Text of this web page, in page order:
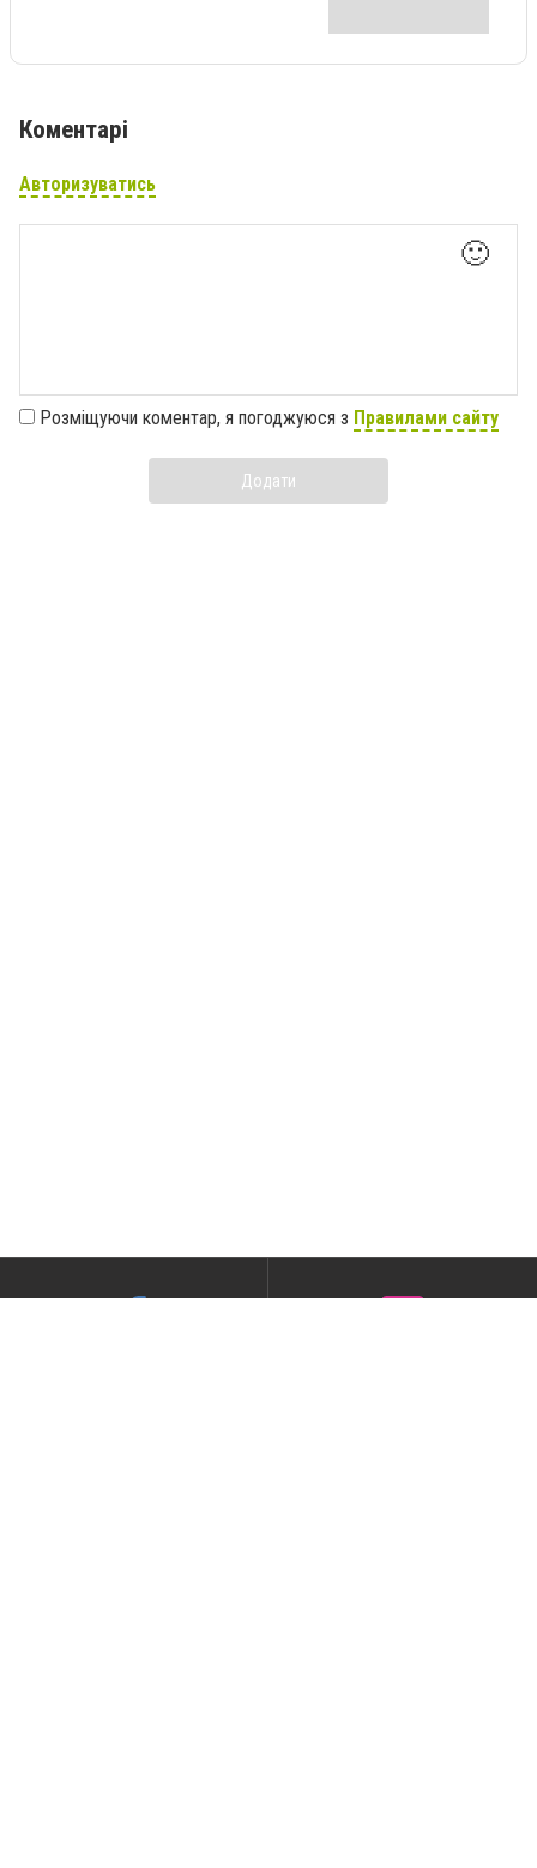
Коментарі
Авторизуватись
🙂
Розміщуючи коментар, я погоджуюся з Правилами сайту
Додати